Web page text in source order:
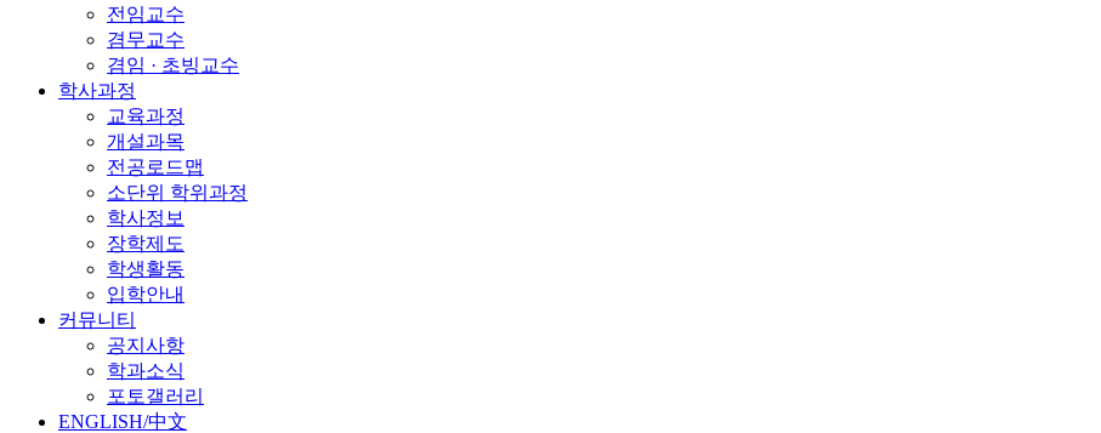
전임교수
겸무교수
겸임 · 초빙교수
학사과정
교육과정
개설과목
전공로드맵
소단위 학위과정
학사정보
장학제도
학생활동
입학안내
커뮤니티
공지사항
학과소식
포토갤러리
ENGLISH/中文